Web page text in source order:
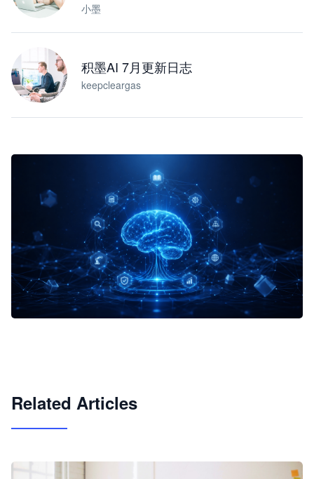
小墨
积墨AI 7月更新日志
keepcleargas
Related Articles